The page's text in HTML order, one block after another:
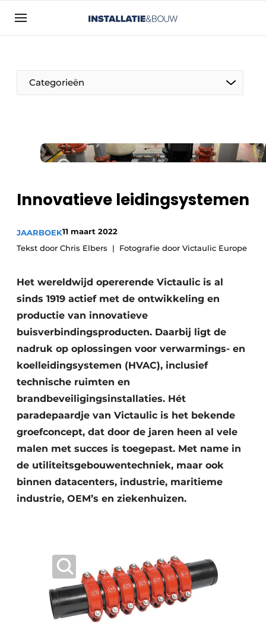
Aanmelden
Bedrijven
Contact
Installatie & Bouw | Platform over
Meest gelezen
Podcasts
Vacature aanmelden
Vacatures
Video’s
Categorieën
Innovatieve leidingsystemen
JAARBOEK11 maart 2022
Tekst door Chris Elbers
Fotografie door Victaulic Europe
Het wereldwijd opererende Victaulic is al
sinds 1919 actief met de ontwikkeling en
productie van innovatieve
buisverbindingsproducten. Daarbij ligt de
nadruk op oplossingen voor verwarmings- en
koelleidingsystemen (HVAC), inclusief
technische ruimten en
brandbeveiligingsinstallaties. Hét
paradepaardje van Victaulic is het bekende
groefconcept, dat door de jaren heen al vele
malen met succes is toegepast. Met name in
de utiliteitsgebouwentechniek, maar ook
binnen datacenters, industrie, maritieme
industrie, OEM’s en ziekenhuizen.